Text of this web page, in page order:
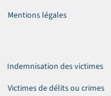
Mentions légales
Indemnisation des victimes
Victimes de délits ou crimes